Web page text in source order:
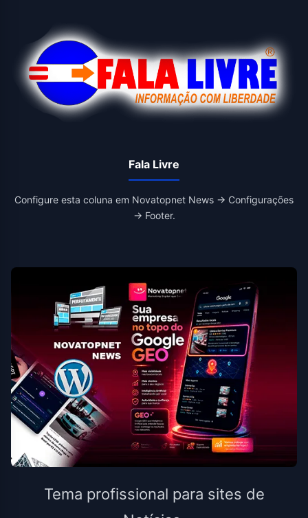
Fala Livre
Configure esta coluna em Novatopnet News → Configurações
→ Footer.
Tema profissional para sites de